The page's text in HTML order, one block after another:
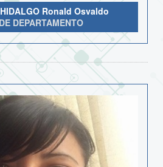
Ronald Osvaldo
DEPARTAMENTO